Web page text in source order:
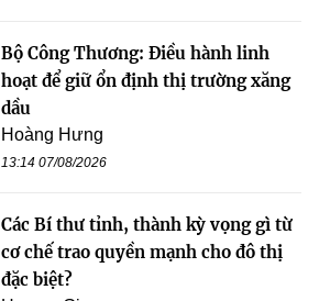
Bộ Công Thương: Điều hành linh
hoạt để giữ ổn định thị trường xăng
dầu
Hoàng Hưng
13:14 07/08/2026
Các Bí thư tỉnh, thành kỳ vọng gì từ
cơ chế trao quyền mạnh cho đô thị
đặc biệt?